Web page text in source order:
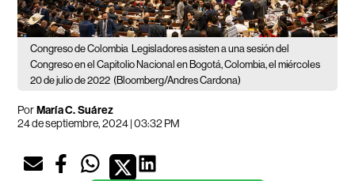
Congreso de Colombia
Legisladores asisten a una sesión del
Congreso en el Capitolio Nacional en Bogotá, Colombia, el miércoles
20 de julio de 2022 (Bloomberg/Andres Cardona)
PorMaría C. Suárez
24 de septiembre, 2024 | 03:32 PM